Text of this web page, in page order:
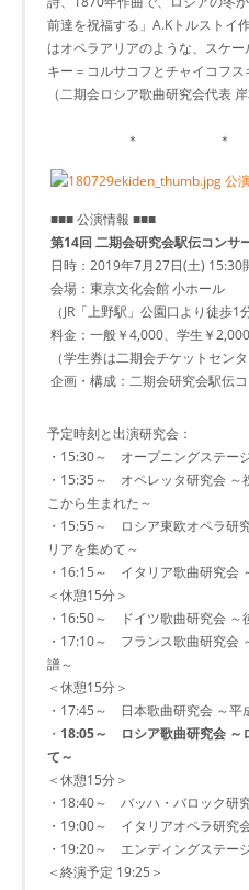
前達を祝福する」A.Kトルストイ
はオペラアリアのような、スケ
キー＝コルサコフとチャイコフス
（二期会ロシア歌曲研究会代表 岸
＊ ＊
公
■■■ 公演情報 ■■■
第14回 二期会研究会駅伝コンサ
日時：2019年7月27日(土) 15:30
会場：東京文化会館 小ホール
（JR「上野駅」公園口より徒歩1
料金：一般￥4,000、学生￥
（学生券は二期会チケットセン
企画・構成：二期会研究会駅伝
予定時刻と出演研究会：
・15:30～ オープニングステー
・15:35～ オペレッタ研究会 ～
こから生まれた～
・15:55～ ロシア東欧オペラ研
リアを集めて～
・16:15～ イタリア歌曲研究会
＜休憩15分＞
・16:50～ ドイツ歌曲研究会 ～
・17:10～ フランス歌曲研究会
譜～
＜休憩15分＞
・17:45～ 日本歌曲研究会 ～平
・ 18:05～ ロシア歌曲研究会 ～
て～
＜休憩15分＞
・18:40～ バッハ・バロック研
・19:00～ イタリアオペラ研究
・19:20～ エンディングステー
＜終演予定 19:25＞